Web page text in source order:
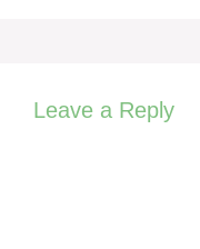
Leave a Reply